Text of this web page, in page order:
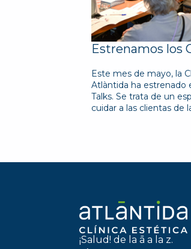
Estrenamos los
Este mes de mayo, la
Atlàntida ha estrenado
Talks. Se trata de un
cuidar a las clientas de
¡Salud! de la ā a la z.